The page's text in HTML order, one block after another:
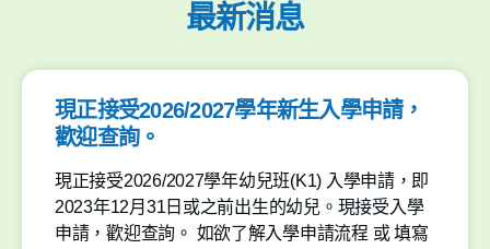
最新消息
現正接受2026/2027學年新生入學申請，
歡迎查詢。
現正接受2026/2027學年幼兒班(K1) 入學申請，即
2023年12月31日或之前出生的幼兒。現接受入學
申請，歡迎查詢。 如欲了解入學申請流程 或 填寫